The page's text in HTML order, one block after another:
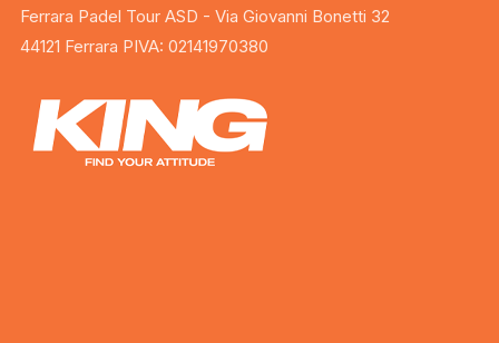
Ferrara Padel Tour ASD - Via Giovanni Bonetti 32
44121 Ferrara PIVA: 02141970380